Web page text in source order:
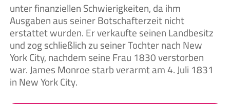
unter finanziellen Schwierigkeiten, da ihm
Ausgaben aus seiner Botschafterzeit nicht
erstattet wurden. Er verkaufte seinen Landbesitz
und zog schließlich zu seiner Tochter nach New
York City, nachdem seine Frau 1830 verstorben
war. James Monroe starb verarmt am 4. Juli 1831
in New York City.